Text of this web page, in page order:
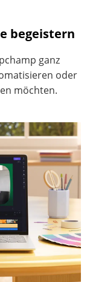
begeistern
ganz
oder
möchten.